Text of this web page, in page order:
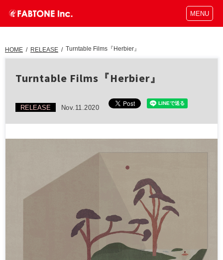
MENU
HOME / RELEASE / Turntable Films『Herbier』
Turntable Films『Herbier』
RELEASE Nov.11.2020